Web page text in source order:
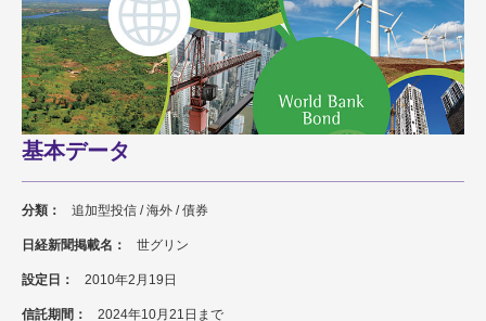
基本データ
分類： 追加型投信 / 海外 / 債券
日経新聞掲載名： 世グリン
設定日： 2010年2月19日
信託期間： 2024年10月21日まで